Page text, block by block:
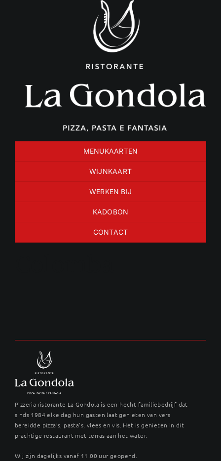
MENUKAARTEN
WIJNKAART
WERKEN BIJ
KADOBON
CONTACT
Pizzeria ristorante La Gondola is een hecht familiebedrijf dat
sinds 1984 elke dag hun gasten laat genieten van vers
bereidde pizza’s, pasta’s, vlees en vis. Het is genieten in dit
prachtige restaurant met terras aan het water.
Wij zijn dagelijks vanaf 11.00 uur geopend.